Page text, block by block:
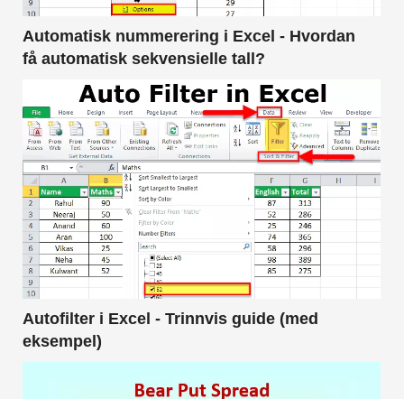
Automatisk nummerering i Excel - Hvordan
få automatisk sekvensielle tall?
Autofilter i Excel - Trinnvis guide (med
eksempel)